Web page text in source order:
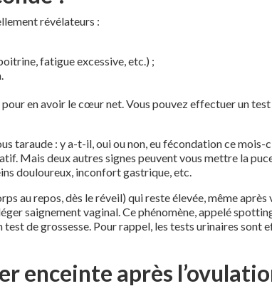
révélateurs :
fatigue excessive, etc.) ;
en avoir le cœur net. Vous pouvez effectuer un
taraude : y a-t-il, oui ou non, eu fécondation ce mois-
Mais deux autres signes peuvent vous mettre la
douloureux, inconfort gastrique, etc.
au repos, dès le réveil) qui reste élevée, même
saignement vaginal. Ce phénomène, appelé
test de grossesse. Pour rappel, les tests urinaires
enceinte après